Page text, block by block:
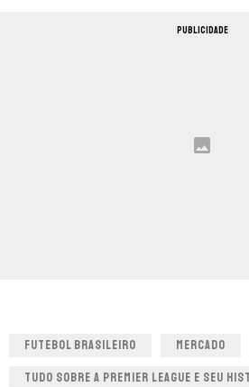
PUBLICIDADE
FUTEBOL BRASILEIRO MERCADO
TUDO SOBRE A PREMIER LEAGUE E SEU